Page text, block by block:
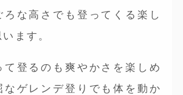
ろな高さでも登ってくる楽し
ます。
て登るのも爽やかさを楽しめ
なゲレンデ登りでも体を動か